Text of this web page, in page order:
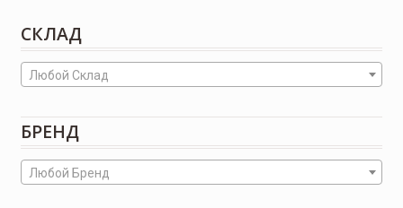
СКЛАД
Любой Склад
БРЕНД
Любой Бренд